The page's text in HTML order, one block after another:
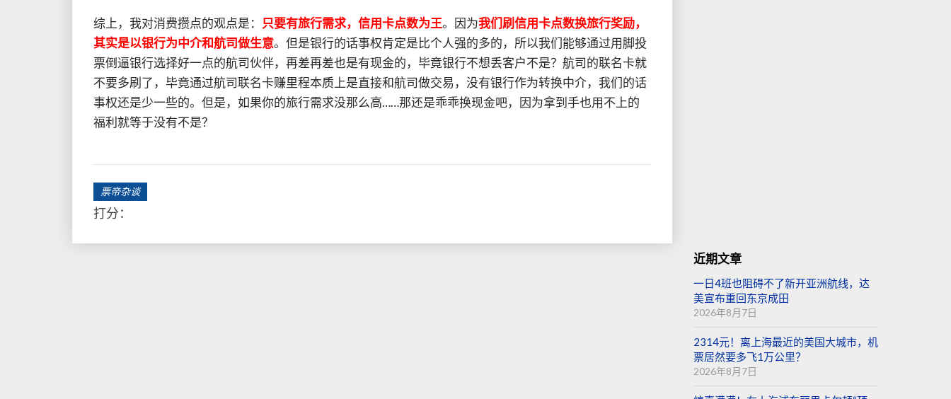
综上，我对消费攒点的观点是： 只要有旅行需求，信用卡点数为王。因为我们刷信用卡点数换旅行奖励，
其实是以银行为中介和航司做生意。但是银行的话事权肯定是比个人强的多的，所以我们能够通过用脚投
票倒逼银行选择好一点的航司伙伴，再差再差也是有现金的，毕竟银行不想丢客户不是？航司的联名卡就
不要多刷了，毕竟通过航司联名卡赚里程本质上是直接和航司做交易，没有银行作为转换中介，我们的话
事权还是少一些的。但是，如果你的旅行需求没那么高……那还是乖乖换现金吧，因为拿到手也用不上的
福利就等于没有不是？
票帝杂谈
打分：
近期文章
一日4班也阻碍不了新开亚洲航线，达
美宣布重回东京成田
2026年8月7日
2314元！离上海最近的美国大城市，机
票居然要多飞1万公里？
2026年8月7日